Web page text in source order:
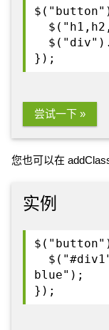
});
尝试一下 »
您也可以在
实例
blue");
});